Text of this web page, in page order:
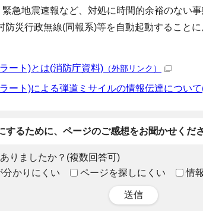
急地震速報など、対処に時間的余裕のない
防災行政無線(同報系)等を自動起動すること
ート)とは(消防庁資料) （外部リンク）
ート)による弾道ミサイルの情報伝達につい
するために、ページのご感想をお聞かせくださ
りましたか？(複数回答可)
分かりにくい ページを探しにくい 情
送信